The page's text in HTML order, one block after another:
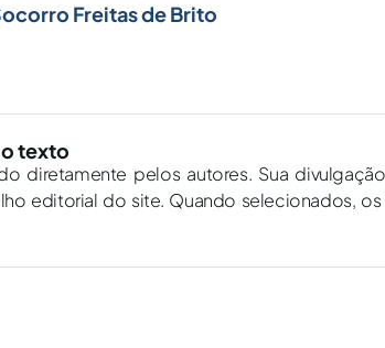
Freitas de Brito
texto
diretamente pelos autores. Sua
editorial do site. Quando selecionados,